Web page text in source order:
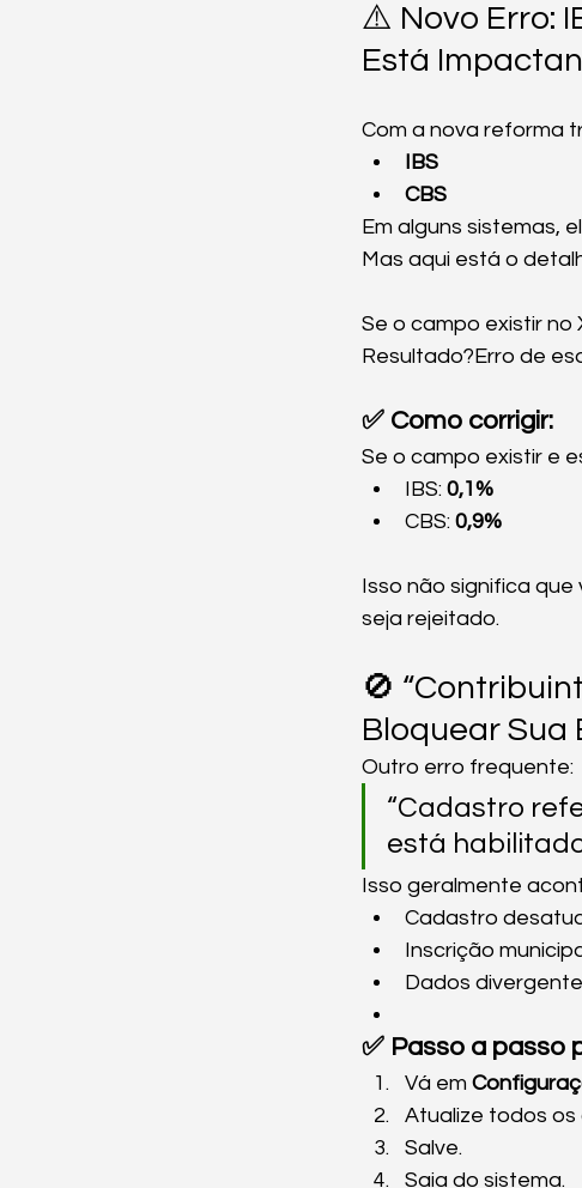
⚠️ Novo Erro:
Está
Com a nova reforma
IBS
CBS
Em alguns sistemas,
Mas aqui está o
Se o campo existir
Resultado?Erro de
✅ Como corrigir:
Se o campo existir e
IBS: 0,1%
CBS: 0,9%
Isso não significa
seja rejeitado.
🚫
Bloquear Sua
Outro erro frequente:
“Cadastro
está
Isso geralmente
Cadastro
Inscrição
Dados
✅ Passo a passo
Vá em
Atualize todos
Salve.
Saia do sistema.